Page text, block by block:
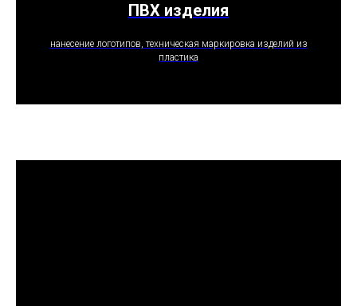
ПВХ изделия
нанесение логотипов, техническая маркировка изделий из
пластика
ПОЛУЧИТЬ ПРЕДЛОЖЕНИЕ